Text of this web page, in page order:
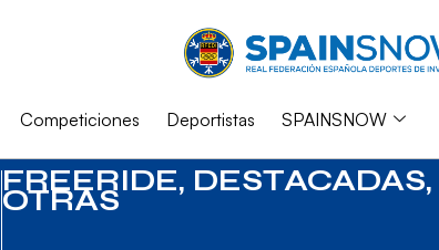
Competiciones Deportistas SPAINSNOW
FREERIDE, DESTACADAS,
OTRAS